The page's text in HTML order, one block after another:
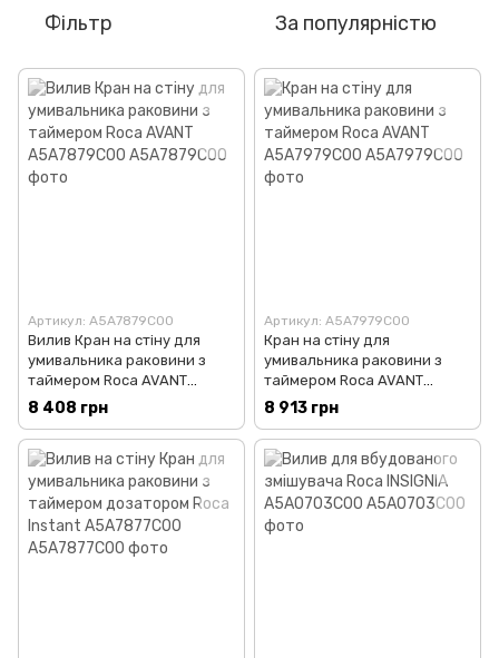
Фільтр За популярністю
Артикул: A5A7879C00
Вилив Кран на стіну для
умивальника раковини з
таймером Roca AVANT
A5A7879C00
8 408 грн
Артикул: A5A7979C00
Кран на стіну для
умивальника раковини з
таймером Roca AVANT
A5A7979C00
8 913 грн